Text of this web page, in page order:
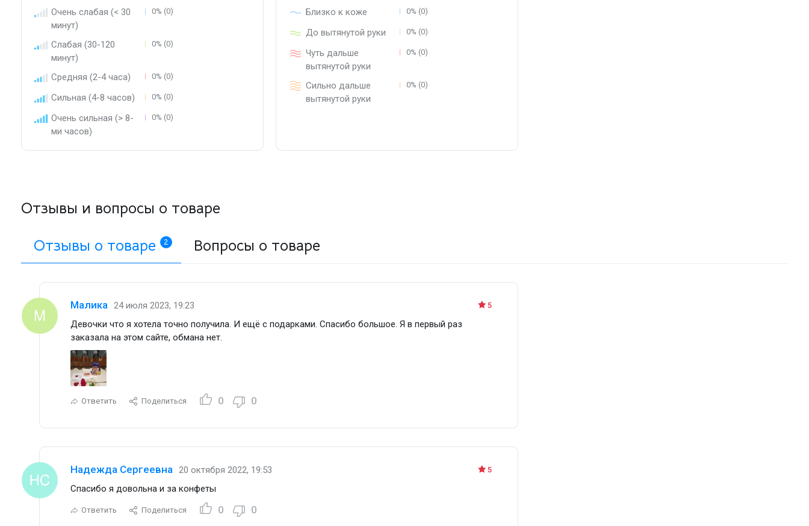
Очень слабая (< 30
минут)
0% (0)
Слабая (30-120
минут)
0% (0)
Средняя (2-4 часа) 0% (0)
Сильная (4-8 часов) 0% (0)
Очень сильная (> 8-
ми часов)
0% (0)
Близко к коже 0% (0)
До вытянутой руки 0% (0)
Чуть дальше
вытянутой руки
0% (0)
Сильно дальше
вытянутой руки
0% (0)
Отзывы и вопросы о товаре
Отзывы о товаре
2 Вопросы о товаре
5
Малика 24 июля 2023, 19:23
Девочки что я хотела точно получила. И ещё с подарками. Спасибо большое. Я в первый раз
заказала на этом сайте, обмана нет.
Ответить Поделиться 0 0
5
Надежда Сергеевна 20 октября 2022, 19:53
Спасибо я довольна и за конфеты
Ответить Поделиться 0 0